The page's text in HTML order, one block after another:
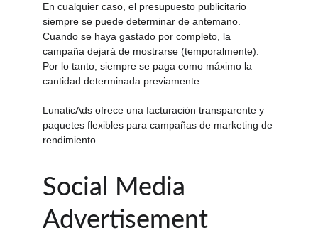
En cualquier caso, el presupuesto publicitario
siempre se puede determinar de antemano.
Cuando se haya gastado por completo, la
campaña dejará de mostrarse (temporalmente).
Por lo tanto, siempre se paga como máximo la
cantidad determinada previamente.
LunaticAds ofrece una facturación transparente y
paquetes flexibles para campañas de marketing de
rendimiento.
Social Media
Advertisement